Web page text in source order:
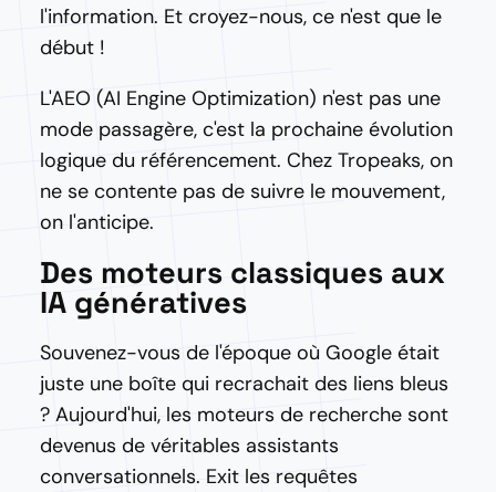
l'information. Et croyez-nous, ce n'est que le
début !
L'AEO (AI Engine Optimization) n'est pas une
mode passagère, c'est la prochaine évolution
logique du référencement. Chez Tropeaks, on
ne se contente pas de suivre le mouvement,
on l'anticipe.
Des moteurs classiques aux
IA génératives
Souvenez-vous de l'époque où Google était
juste une boîte qui recrachait des liens bleus
? Aujourd'hui, les moteurs de recherche sont
devenus de véritables assistants
conversationnels. Exit les requêtes